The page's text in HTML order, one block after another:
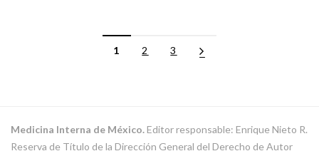
1 2 3
Medicina Interna de México.Editor responsable: Enrique Nieto R.
Reserva de Título de la Dirección General del Derecho de Autor